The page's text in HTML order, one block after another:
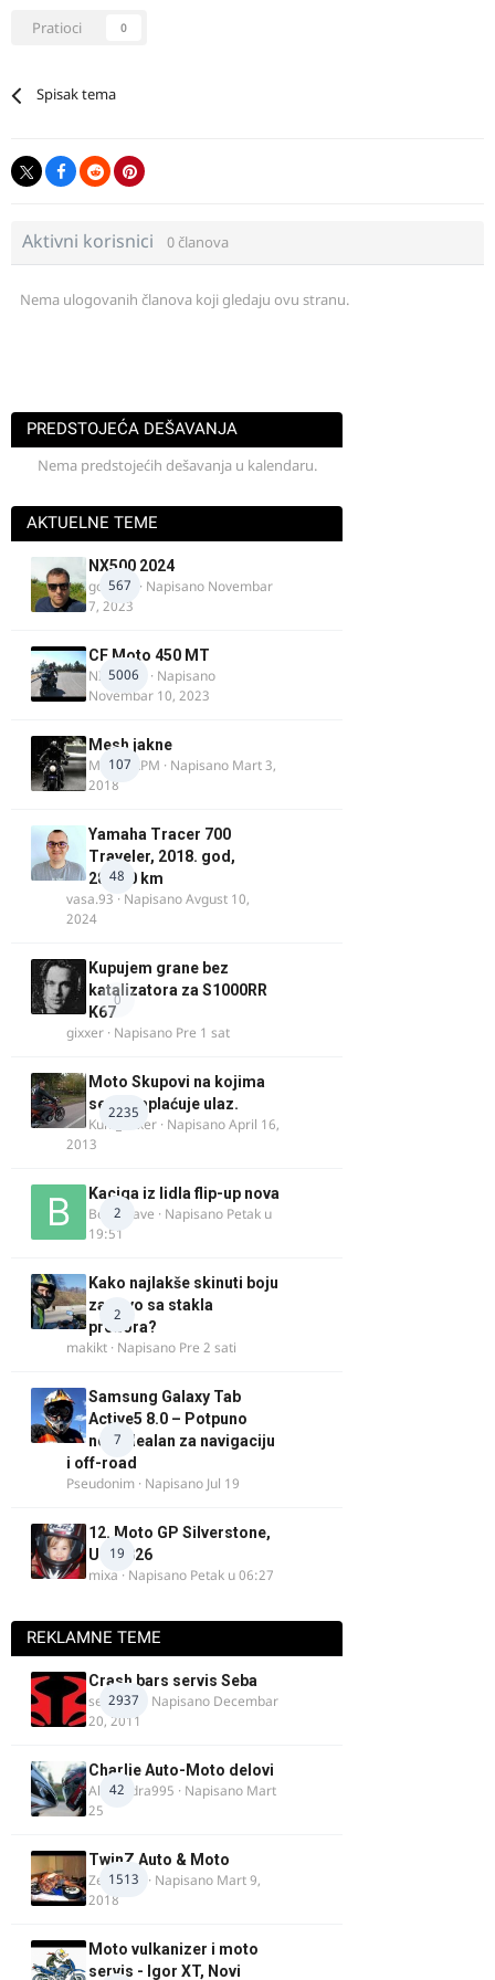
Pratioci 0
Spisak tema
Aktivni korisnici 0 članova
Nema ulogovanih članova koji gledaju ovu stranu.
PREDSTOJEĆA DEŠAVANJA
Nema predstojećih dešavanja u kalendaru.
AKTUELNE TEME
567
NX500 2024
godovic · Napisano Novembar
7, 2023
5006
CF Moto 450 MT
NIKOLA 1
· Napisano
Novembar 10, 2023
107
Mesh jakne
MostarRPM · Napisano Mart 3,
2018
48
Yamaha Tracer 700
Traveler, 2018. god,
28.100 km
vasa.93 · NapisanoAvgust 10,
2024
0
Kupujem grane bez
katalizatora za S1000RR
K67
gixxer · Napisano Pre 1 sat
2235
Moto Skupovi na kojima
se ne naplaćuje ulaz.
Kum_Mixer · NapisanoApril 16,
2013
2
Kaciga iz lidla flip-up nova
Bor-i-slave · Napisano Petak u
19:51
2
Kako najlakše skinuti boju
za drvo sa stakla
prozora?
makikt · Napisano Pre 2 sati
7
Samsung Galaxy Tab
Active5 8.0 – Potpuno
nov, idealan za navigaciju
i off-road
Pseudonim · Napisano Jul 19
19
12. Moto GP Silverstone,
UK, 2026
mixa · Napisano Petak u 06:27
REKLAMNE TEME
2937
Crash bars servis Seba
seba011 · Napisano Decembar
20, 2011
42
Charlie Auto-Moto delovi
Alexandra995 · Napisano Mart
25
1513
TwinZ Auto & Moto
Zeljkamp · Napisano Mart 9,
2018
Moto vulkanizer i moto
servis - Igor XT, Novi